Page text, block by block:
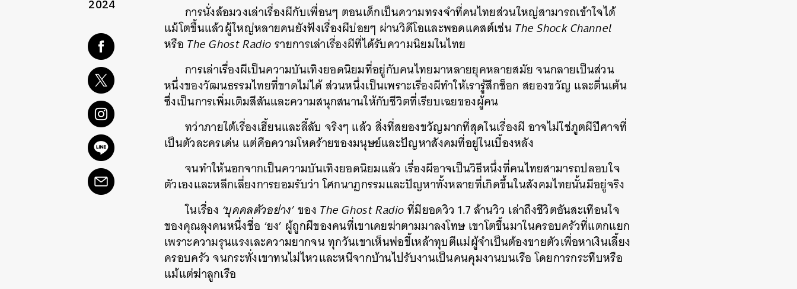
2024
การนั่งล้อมวงเล่าเรื่องผีกับเพื่อนๆ ตอนเด็กเป็นความทรงจำที่คนไทยส่วนใหญ่สามารถเข้าใจได้
แม้โตขึ้นแล้วผู้ใหญ่หลายคนยังฟังเรื่องผีบ่อยๆ ผ่านวิดีโอและพอดแคสต์เช่นThe Shock Channel
หรือ The Ghost Radioรายการเล่าเรื่องผีที่ได้รับความนิยมในไทย
การเล่าเรื่องผีเป็นความบันเทิงยอดนิยมที่อยู่กับคนไทยมาหลายยุคหลายสมัย จนกลายเป็นส่วน
หนึ่งของวัฒนธรรมไทยที่ขาดไม่ได้ ส่วนหนึ่งเป็นเพราะเรื่องผีทำให้เรารู้สึกช็อก สยองขวัญ และตื่นเต้น
ซึ่งเป็นการเพิ่มเติมสีสันและความสนุกสนานให้กับชีวิตที่เรียบเฉยของผู้คน
ทว่าภายใต้เรื่องเฮี้ยนและลี้ลับ จริงๆ แล้ว สิ่งที่สยองขวัญมากที่สุดในเรื่องผี อาจไม่ใช่ภูตผีปีศาจที่
เป็นตัวละครเด่น แต่คือความโหดร้ายของมนุษย์และปัญหาสังคมที่อยู่ในเบื้องหลัง
จนทำให้นอกจากเป็นความบันเทิงยอดนิยมแล้ว เรื่องผีอาจเป็นวิธีหนึ่งที่คนไทยสามารถปลอบใจ
ตัวเองและหลีกเลี่ยงการยอมรับว่า โศกนาฏกรรมและปัญหาทั้งหลายที่เกิดขึ้นในสังคมไทยนั้นมีอยู่จริง
ในเรื่อง ‘บุคคลตัวอย่าง’ของ The Ghost Radioที่มียอดวิว 1.7 ล้านวิว เล่าถึงชีวิตอันสะเทือนใจ
ของคุณลุงคนหนึ่งชื่อ ‘ยง’ ผู้ถูกผีของคนที่เขาเคยฆ่าตามมาลงโทษ เขาโตขึ้นมาในครอบครัวที่แตกแยก
เพราะความรุนแรงเละความยากจน ทุกวันเขาเห็นพ่อขี้เหล้าทุบตีแม่ผู้จำเป็นต้องขายตัวเพื่อหาเงินเลี้ยง
ครอบครัว จนกระทั่งเขาทนไม่ไหวและหนีจากบ้านไปรับงานเป็นคนคุมงานบนเรือ โดยการกระทืบหรือ
แม้แต่ฆ่าลูกเรือ